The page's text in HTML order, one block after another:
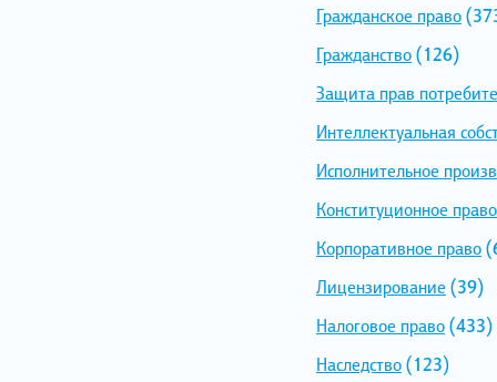
Гражданское право
Гражданство(126)
Защита прав
Интеллектуальная
Исполнительное
Конституционное право
Корпоративное право
Лицензирование (39)
Налоговое право(433)
Наследство(123)